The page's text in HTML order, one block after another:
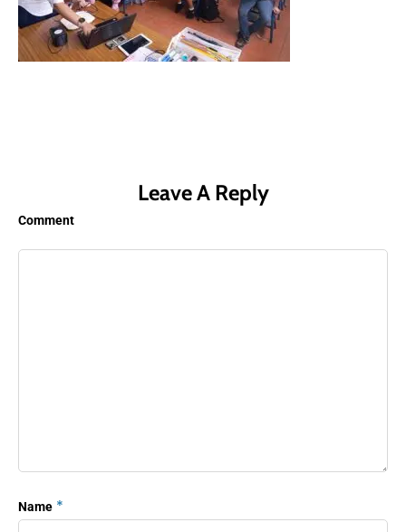
Leave A Reply
Comment
Name *